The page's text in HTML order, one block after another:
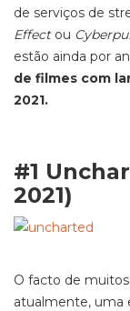
de serviços de
Effect ou
estão ainda por
de filmes com
2021.
#1
2021)
O facto de
atualmente, uma